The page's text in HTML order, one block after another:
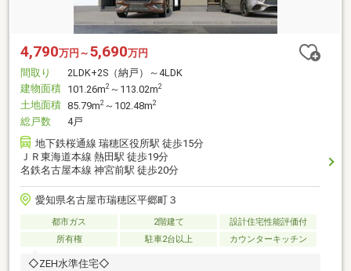
4,790万円～ 5,690万円
間取り
2LDK+2S（納戸）～4LDK
建物面積 101.26m2 ～113.02m2
土地面積 85.79m2 ～102.48m2
総戸数
4戸
地下鉄桜通線 瑞穂区役所駅 徒歩15分
ＪＲ東海道本線 熱田駅 徒歩19分
名鉄名古屋本線 神宮前駅 徒歩20分
愛知県名古屋市瑞穂区平郷町３
都市ガス 2階建て
設計住宅性能評価付
所有権
駐車2台以上 カウンターキッチン
◇ZEH水準住宅◇